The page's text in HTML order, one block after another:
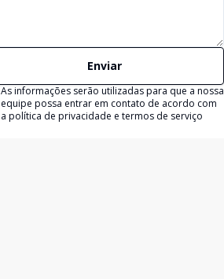
Enviar
As informações serão utilizadas para que a nossa
equipe possa entrar em contato de acordo com
a política de privacidade e termos de serviço